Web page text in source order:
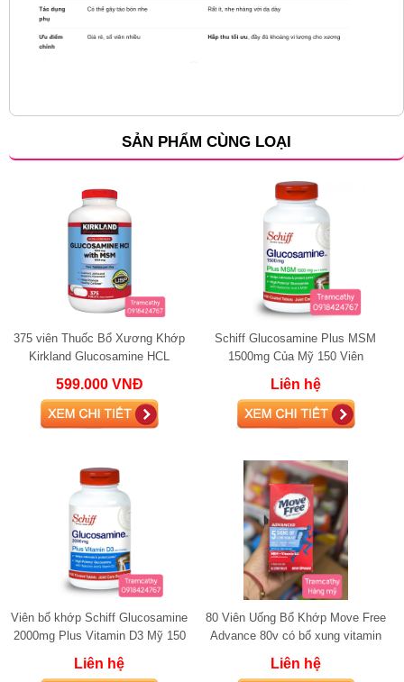
SẢN PHẨM CÙNG LOẠI
375 viên Thuốc Bổ Xương Khớp
Kirkland Glucosamine HCL
599.000 VNĐ
Schiff Glucosamine Plus MSM
1500mg Của Mỹ 150 Viên
Liên hệ
Viên bổ khớp Schiff Glucosamine
2000mg Plus Vitamin D3 Mỹ 150
Liên hệ
80 Viên Uống Bổ Khớp Move Free
Advance 80v có bổ xung vitamin
Liên hệ